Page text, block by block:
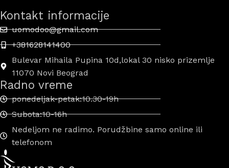
Kontakt informacije
uomodoo@gmail.com
+381628141400
Bulevar Mihaila Pupina 10d,lokal 30 nisko prizemlje
11070 Novi Beograd
Radno vreme
ponedeljak-petak:10.30-19h
Subota:10-16h
Nedeljom ne radimo. Porudžbine samo online ili
telefonom